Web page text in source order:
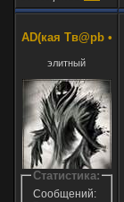
AD(кая Тв@рb •
элитный
Статистика:
Сообщений: